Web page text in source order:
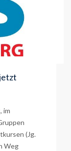
im
(Jg.
Weg